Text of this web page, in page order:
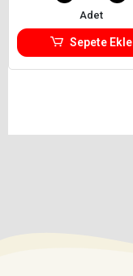
Adet
Sepete Ekle